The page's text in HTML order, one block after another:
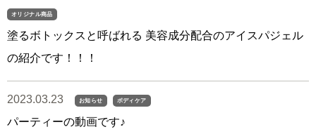
オリジナル商品
塗るボトックスと呼ばれる 美容成分配合のアイスパジェル
の紹介です！！！
2023.03.23 お知らせ ボディケア
パーティーの動画です♪